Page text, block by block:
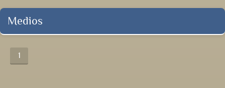
Medios
1